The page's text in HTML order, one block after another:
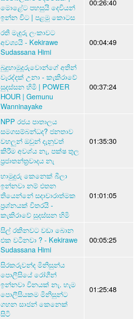
මොළේට පහසුයි දෙවියන්
ඉන්න විට | පළමු කොටස
රති මැඳුරු ලංකාවට
අවශ්‍යයි - Kekirawe
Sudassana Himi
00:04:49
බුදුහාමුදුරුවොන්ගේ අතින්
වැරද්දක් උනා - කැකිරාවේ
සුදස්සන හිමි | POWER
HOUR | Gemunu
Wanninayake
00:37:24
NPP රජය පාතාලය
සමගසම්බන්ධද? ජනතාව
වහලුන් ඔවුන් දැනුවත්
කිරීම අවශ්ය නැ, පක්ෂ තුල
ප්‍රජාතන්ත්‍රවාදය නැ
01:35:30
හාමුදුරු කෙනෙක් බීලා
ඉන්නවා නම් එතන
තියෙන්නේ සදාචාරාත්මක
ප්‍රශ්නයක් විතරයි -
කැකිරාවේ සුදස්සන හිමි
01:01:05
සිල් රකිනවට වඩා බොන
එක වටිනවා ? - Kekirawe
Sudassana Himi
00:05:25
සිරකරුවන්ද මිනිසුන්ය
පොලීසියේ රෝගීන්
ඉන්නවා විනයක් නැ. හැම
පොලීසියකම මිනිසුන්ට
ගහන සාජන් කෙනෙක්
සිටි
01:25:48